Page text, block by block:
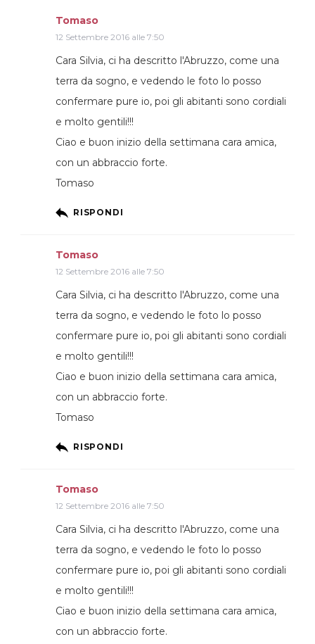
Tomaso
12 Settembre 2016 alle 7:50
Cara Silvia, ci ha descritto l'Abruzzo, come una
terra da sogno, e vedendo le foto lo posso
confermare pure io, poi gli abitanti sono cordiali
e molto gentili!!!
Ciao e buon inizio della settimana cara amica,
con un abbraccio forte.
Tomaso
RISPONDI
Tomaso
12 Settembre 2016 alle 7:50
Cara Silvia, ci ha descritto l'Abruzzo, come una
terra da sogno, e vedendo le foto lo posso
confermare pure io, poi gli abitanti sono cordiali
e molto gentili!!!
Ciao e buon inizio della settimana cara amica,
con un abbraccio forte.
Tomaso
RISPONDI
Tomaso
12 Settembre 2016 alle 7:50
Cara Silvia, ci ha descritto l'Abruzzo, come una
terra da sogno, e vedendo le foto lo posso
confermare pure io, poi gli abitanti sono cordiali
e molto gentili!!!
Ciao e buon inizio della settimana cara amica,
con un abbraccio forte.